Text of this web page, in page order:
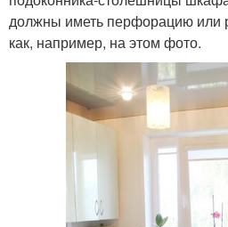
должны иметь перфорацию или
как, например, на этом фото.